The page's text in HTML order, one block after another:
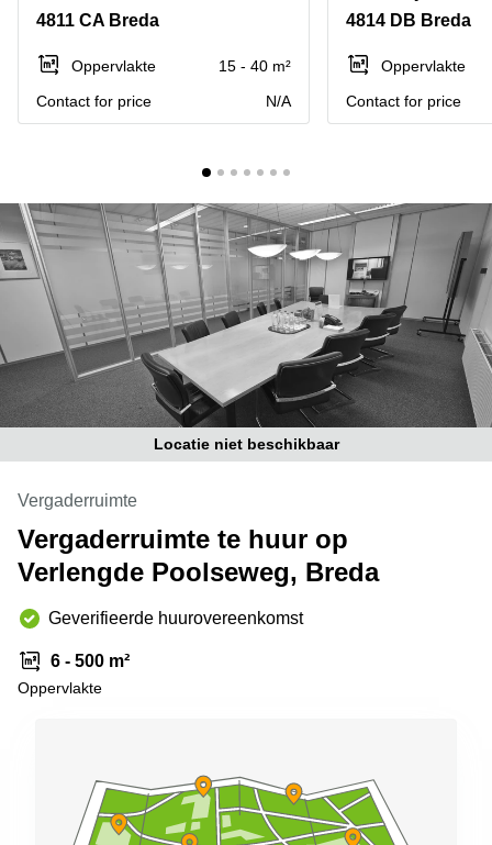
Hengelo
Hilversum
Hoofddorp
Tiel
Tilburg
Zwolle
Amsterdam
Westpoort
Reeuwijk
Business
Arnhem
Westpoort
Business
center
Hilversum
Business
center
Den
Haag
Coworking
space
Coworking
Arnhem
Kantoorruimte
in Arnhem
space
Coworking
space
Kantoor
Huren
4811 CA Breda
Oppervlakte
15 - 40 m²
Contact for price
N/A
4814 DB Breda
Oppervlakte
Contact for price
Locatie niet beschikbaar
Vergaderruimte
Vergaderruimte te huur op
Verlengde Poolseweg, Breda
Geverifieerde huurovereenkomst
6 - 500 m²
Oppervlakte